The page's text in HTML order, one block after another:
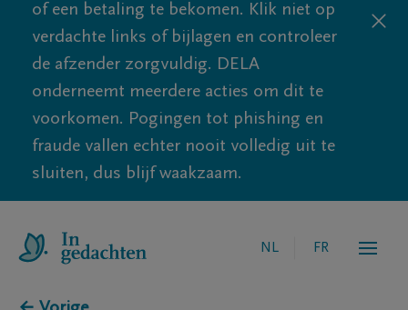
of een betaling te bekomen. Klik niet op
verdachte links of bijlagen en controleer
de afzender zorgvuldig. DELA
onderneemt meerdere acties om dit te
voorkomen. Pogingen tot phishing en
fraude vallen echter nooit volledig uit te
sluiten, dus blijf waakzaam.
NL FR